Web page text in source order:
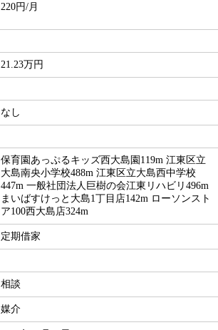
220円/月
21.23万円
なし
保育園あっぷるキッズ西大島園119m 江東区立
大島南央小学校488m 江東区立大島西中学校
447m 一般社団法人巨樹の会江東リハビリ496m
まいばすけっと大島1丁目店142m ローソンスト
ア100西大島店324m
定期借家
相談
媒介